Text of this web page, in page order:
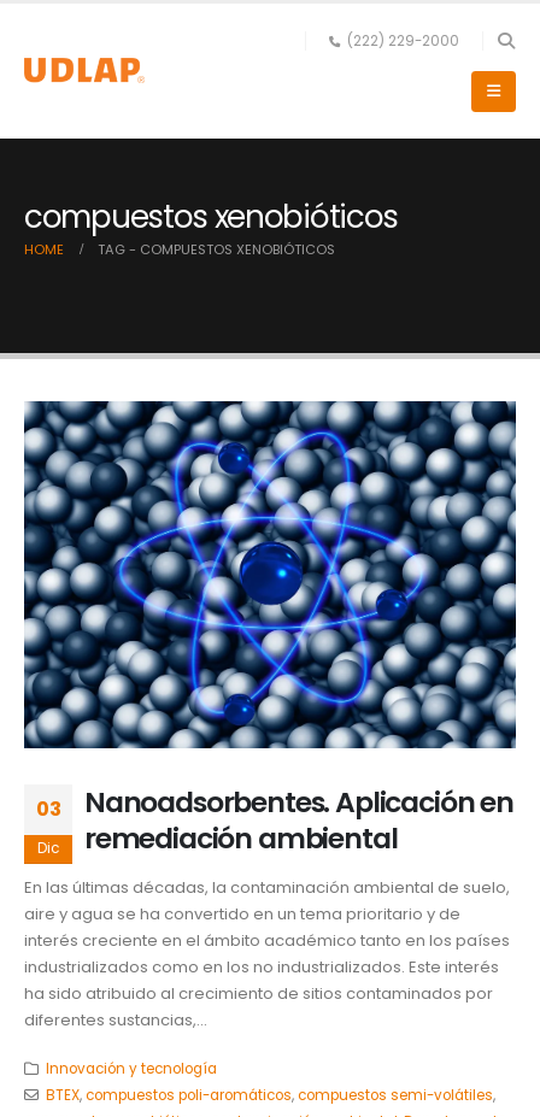
(222) 229-2000
compuestos xenobióticos
HOME TAG - COMPUESTOS XENOBIÓTICOS
03
Dic
Nanoadsorbentes. Aplicación en
remediación ambiental
En las últimas décadas, la contaminación ambiental de suelo,
aire y agua se ha convertido en un tema prioritario y de
interés creciente en el ámbito académico tanto en los países
industrializados como en los no industrializados. Este interés
ha sido atribuido al crecimiento de sitios contaminados por
diferentes sustancias,...
Innovación y tecnología
BTEX,compuestos poli-aromáticos,compuestos semi-volátiles,